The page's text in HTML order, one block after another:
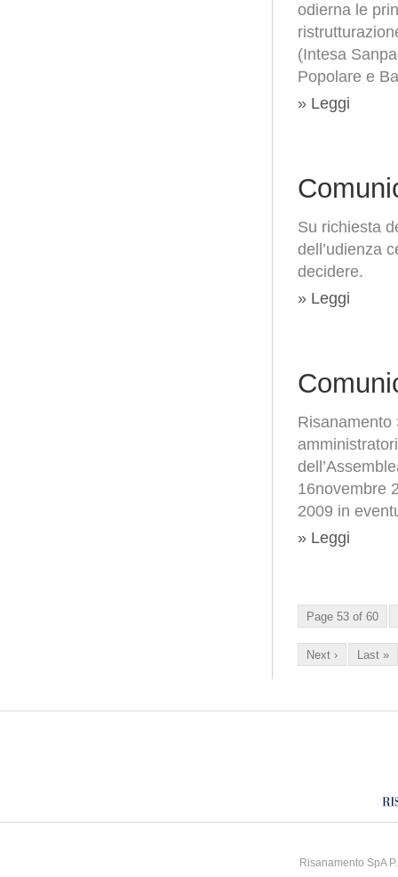
odierna le
(Intesa
Popolare e
» Leggi
Su richiesta
dell’udienza
decidere.
» Leggi
Risanamento
16novembre
2009 in
» Leggi
Page 53 of 60
Next › Last »
Risanamento SpA